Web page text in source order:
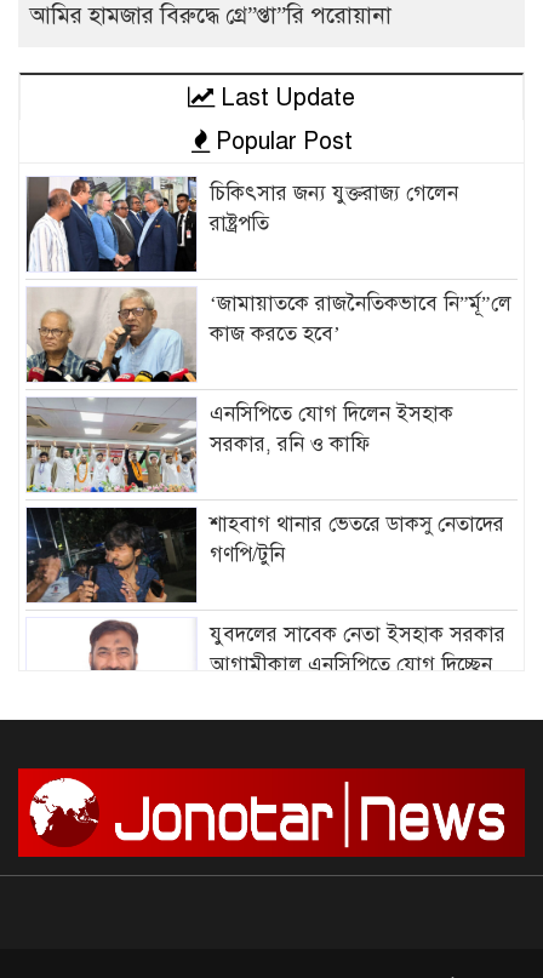
আমির হামজার বিরুদ্ধে গ্রে”প্তা”রি পরোয়ানা
Last Update
Popular Post
চিকিৎসার জন্য যুক্তরাজ্য গেলেন
রাষ্ট্রপতি
‘জামায়াতকে রাজনৈতিকভাবে নি”র্মূ”লে
কাজ করতে হবে’
এনসিপিতে যোগ দিলেন ইসহাক
সরকার, রনি ও কাফি
শাহবাগ থানার ভেতরে ডাকসু নেতাদের
গণপি/টুনি
যুবদলের সাবেক নেতা ইসহাক সরকার
আগামীকাল এনসিপিতে যোগ দিচ্ছেন
পরোয়ানা
সাগরে আজ থেকে ৫৮ দিনের জন্য মাছ